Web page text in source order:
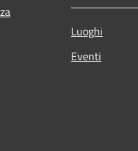
Luoghi
Eventi